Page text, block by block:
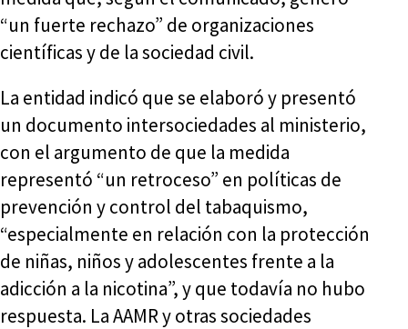
“un fuerte rechazo” de organizaciones
científicas y de la sociedad civil.
La entidad indicó que se elaboró y presentó
un documento intersociedades al ministerio,
con el argumento de que la medida
representó “un retroceso” en políticas de
prevención y control del tabaquismo,
“especialmente en relación con la protección
de niñas, niños y adolescentes frente a la
adicción a la nicotina”, y que todavía no hubo
respuesta. La AAMR y otras sociedades